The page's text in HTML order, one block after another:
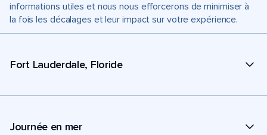
informations utiles et nous nous efforcerons de minimiser à
la fois les décalages et leur impact sur votre expérience.
Fort Lauderdale, Floride
Journée en mer